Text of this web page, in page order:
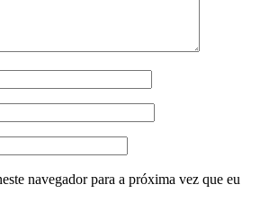
navegador para a próxima vez que eu